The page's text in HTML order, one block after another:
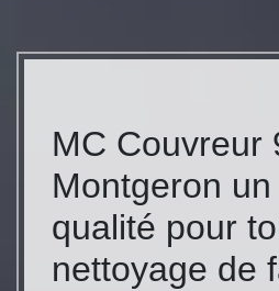
MC Couvreur
Montgeron
qualité pour
nettoyage de